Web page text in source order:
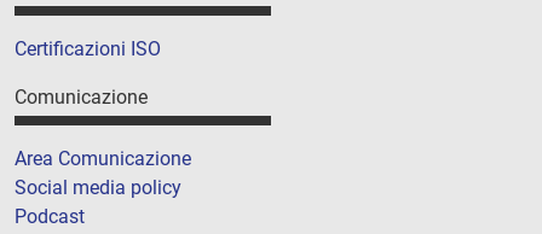
Certificazioni ISO
Comunicazione
Area Comunicazione
Social media policy
Podcast